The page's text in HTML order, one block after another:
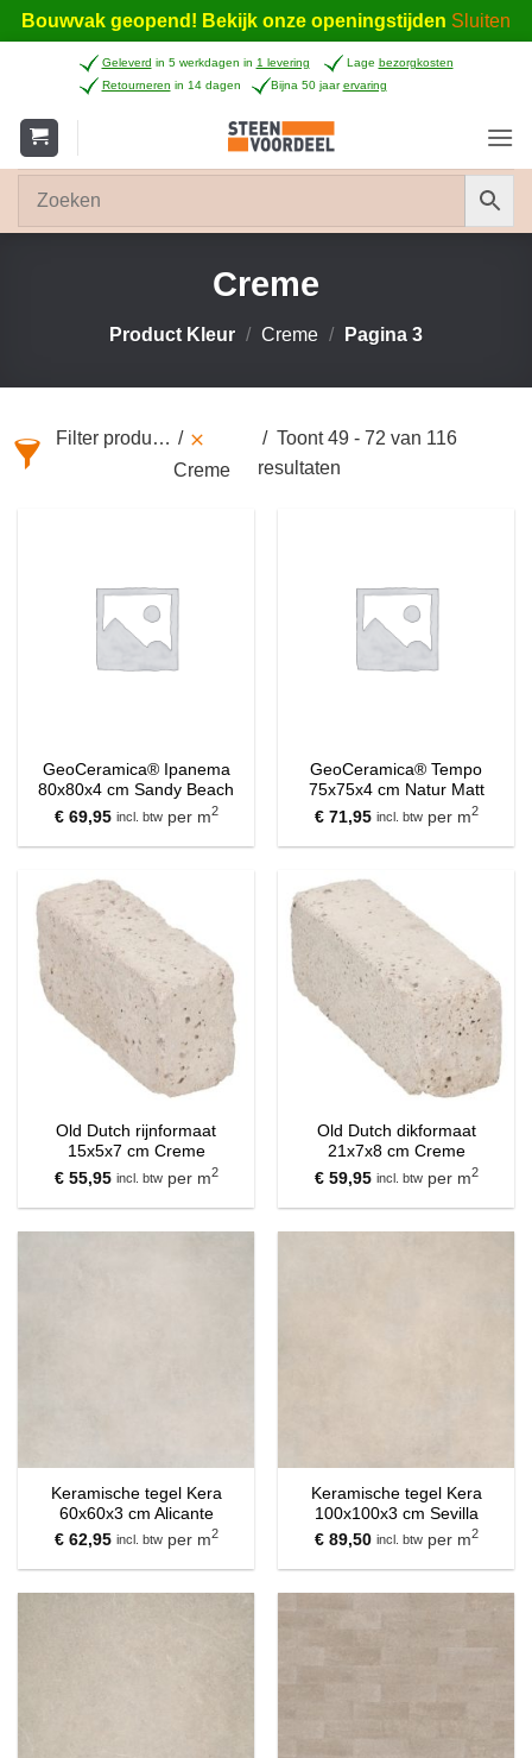
Bouwvak geopend! Bekijk onze openingstijden Sluiten
inhoud
Geleverd in 5 werkdagen in 1 levering Lage bezorgkosten
Retourneren in 14 dagen Bijna 50 jaarervaring
Creme
Product Kleur / Creme / Pagina 3
Filter producten
Creme
Toont 49 - 72 van 116
resultaten
GeoCeramica® Ipanema
80x80x4 cm Sandy Beach
€69,95 incl. btwper m2
GeoCeramica® Tempo
75x75x4 cm Natur Matt
€71,95 incl. btwper m2
Old Dutch rijnformaat
15x5x7 cm Creme
€55,95 incl. btwper m2
Old Dutch dikformaat
21x7x8 cm Creme
€59,95 incl. btwper m2
Keramische tegel Kera
60x60x3 cm Alicante
€62,95 incl. btwper m2
Keramische tegel Kera
100x100x3 cm Sevilla
€89,50 incl. btwper m2